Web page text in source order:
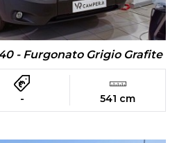
- Furgonato Grigio Grafite
- 541 cm